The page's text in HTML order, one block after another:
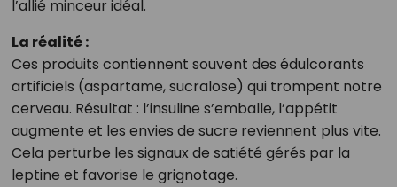
l’allié minceur idéal.
La réalité :
Ces produits contiennent souvent des édulcorants
artificiels (aspartame, sucralose) qui trompent notre
cerveau. Résultat : l’insuline s’emballe, l’appétit
augmente et les envies de sucre reviennent plus vite.
Cela perturbe les signaux de satiété gérés par la
leptine et favorise le grignotage.